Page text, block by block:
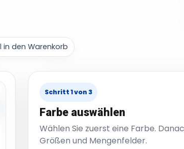
in den Warenkorb
Schritt 1 von 3
Farbe auswählen
Wählen Sie zuerst eine Farbe.
Größen und Mengenfelder.